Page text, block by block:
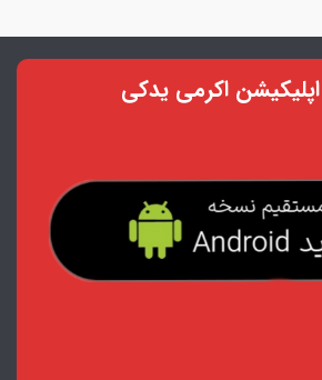
اپلیکیشن اکرمی یدکی